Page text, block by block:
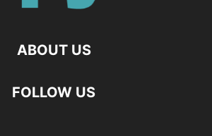
ABOUT US
FOLLOW US